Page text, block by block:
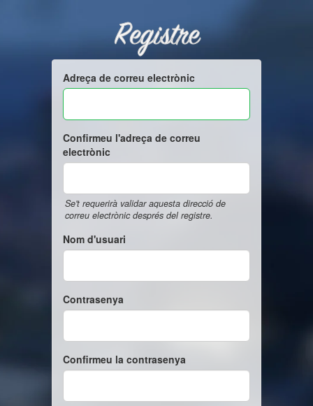
Registre
Adreça de correu electrònic
Confirmeu l'adreça de correu
electrònic
Se't requerirà validar aquesta direcció de
correu electrònic després del registre.
Nom d'usuari
Contrasenya
Confirmeu la contrasenya